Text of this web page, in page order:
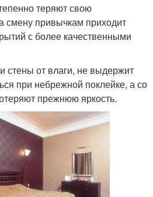
теряют свою
смену привычкам приходит
с более качественными
стены от влаги, не выдержит
при небрежной поклейке, а со
прежнюю яркость.